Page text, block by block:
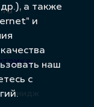
Имидж
а также
и
наш
с